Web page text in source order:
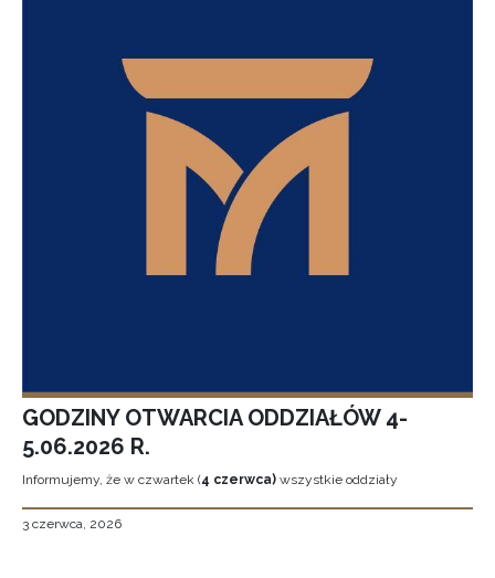
GODZINY OTWARCIA ODDZIAŁÓW 4-
5.06.2026 R.
Informujemy, że w czwartek (4 czerwca) wszystkie oddziały
3 czerwca, 2026